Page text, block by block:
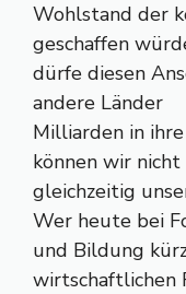
Wohlstand der
geschaffen
dürfe diesen
andere Länder
Milliarden in
können wir nicht
gleichzeitig
Wer heute bei
und Bildung
wirtschaftlichen